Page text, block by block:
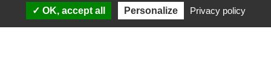
ANALYSES
VIDÉOS
OK, accept all
Personalize Privacy policy